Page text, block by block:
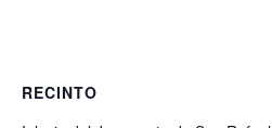
RECINTO